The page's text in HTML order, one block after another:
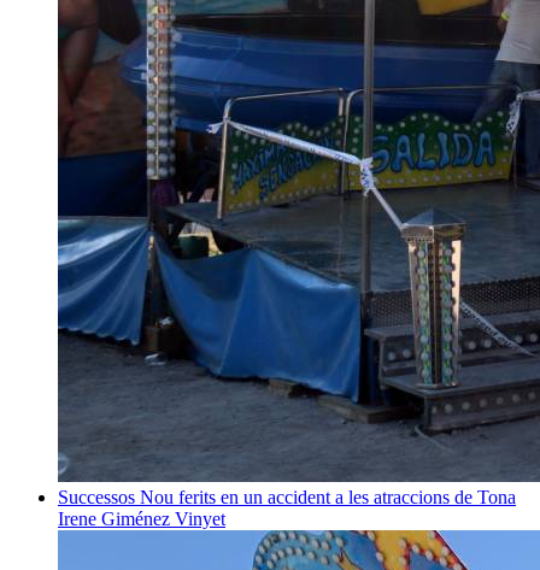
Successos Nou ferits en un accident a les atraccions de Tona
Irene Giménez Vinyet